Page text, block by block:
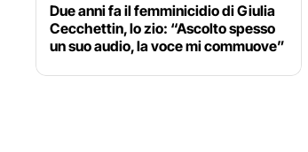
Due anni fa il femminicidio di Giulia
Cecchettin, lo zio: “Ascolto spesso
un suo audio, la voce mi commuove”